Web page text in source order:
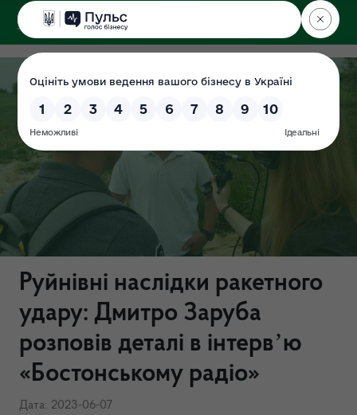
ДЕРЖЕКОІНСПЕКЦІЯ
Руйнівні наслідки ракетного
удару: Дмитро Заруба
розповів деталі в інтервʼю
«Бостонському радіо»
Дата: 2023-06-07